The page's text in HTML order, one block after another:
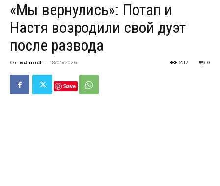
«Мы вернулись»: Потап и
Настя возродили свой дуэт
после развода
От admin3 - 18/05/2026 0
237
Save